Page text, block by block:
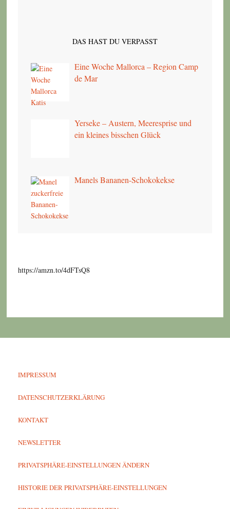
DAS HAST DU VERPASST
Eine Woche Mallorca – Region Camp
de Mar
Yerseke – Austern, Meeresprise und
ein kleines bisschen Glück
Manels Bananen-Schokokekse
https://amzn.to/4dFTsQ8
IMPRESSUM
DATENSCHUTZERKLÄRUNG
KONTAKT
NEWSLETTER
PRIVATSPHÄRE-EINSTELLUNGEN ÄNDERN
HISTORIE DER PRIVATSPHÄRE-EINSTELLUNGEN